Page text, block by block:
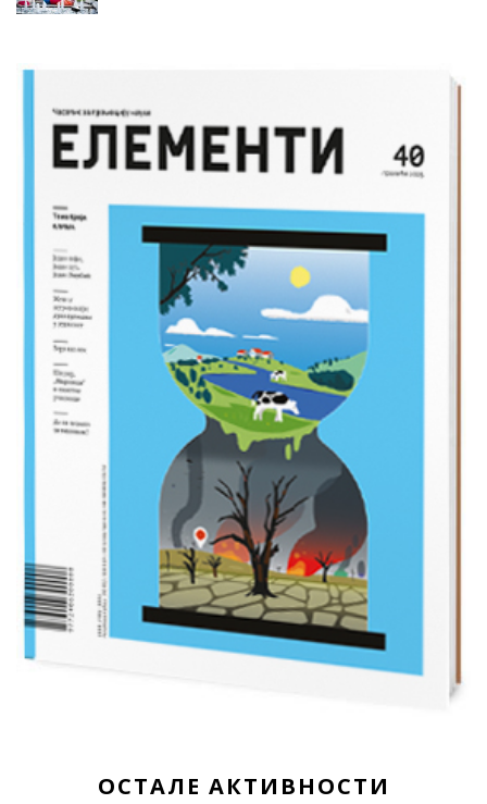
ОСТАЛЕ АКТИВНОСТИ